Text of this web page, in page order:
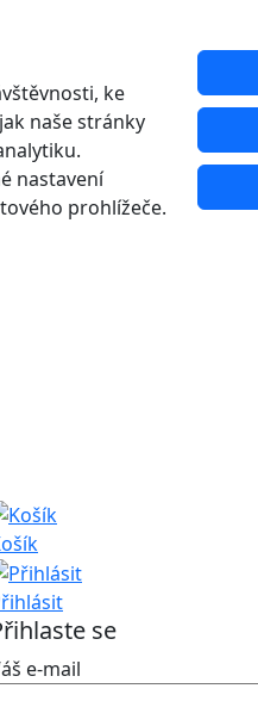
ke
naše stránky
nastavení
prohlížeče.
se
e-mail